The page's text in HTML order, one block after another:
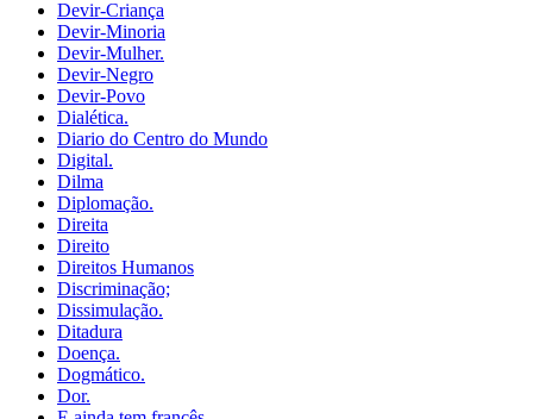
Devir-Criança
Devir-Minoria
Devir-Mulher.
Devir-Negro
Devir-Povo
Dialética.
Diario do Centro do Mundo
Digital.
Dilma
Diplomação.
Direita
Direito
Direitos Humanos
Discriminação;
Dissimulação.
Ditadura
Doença.
Dogmático.
Dor.